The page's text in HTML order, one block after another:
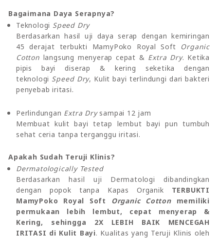
Bagaimana Daya Serapnya?
Teknologi Speed Dry
Berdasarkan hasil uji daya serap dengan kemiringan
45 derajat terbukti MamyPoko Royal Soft Organic
Cotton langsung menyerap cepat & Extra Dry. Ketika
pipis bayi diserap & kering seketika dengan
teknologi Speed Dry, Kulit bayi terlindungi dari bakteri
penyebab iritasi.
Perlindungan Extra Drysampai 12 jam
Membuat kulit bayi tetap lembut bayi pun tumbuh
sehat ceria tanpa terganggu iritasi.
Apakah Sudah Teruji Klinis?
Dermatologically Tested
Berdasarkan hasil uji Dermatologi dibandingkan
dengan popok tanpa Kapas Organik TERBUKTI
MamyPoko Royal Soft Organic Cottonmemiliki
permukaan lebih lembut, cepat menyerap &
Kering, sehingga 2X LEBIH BAIK MENCEGAH
IRITASI di Kulit Bayi. Kualitas yang Teruji Klinis oleh